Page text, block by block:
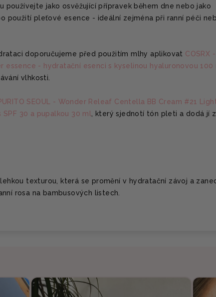
používejte jako osvěžující přípravek během dne nebo jako
použití pleťové esence - ideální zejména při ranní péči
doporučujeme před použitím mlhy aplikovat COSRX -
essence - hydratační esenci s kyselinou hyaluronovou 100
vlhkosti.
SEOUL - Wonder Releaf Centella BB Cream #21
30 a pupalkou 30 ml
, který sjednotí tón pleti a dodá jí
texturou, která se promění v hydratační závoj a
rosa na bambusových listech.